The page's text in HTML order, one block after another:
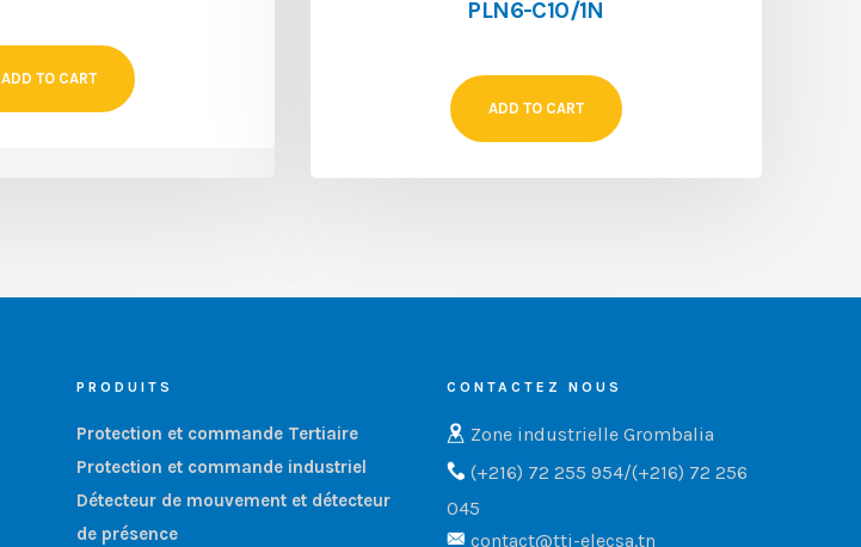
ADD TO CART
PLN6-C10/1N
ADD TO CART
PRODUITS
Protection et commande Tertiaire
Protection et commande industriel
Détecteur de mouvement et détecteur
de présence
CONTACTEZ NOUS
Zone industrielle Grombalia
(+216) 72 255 954/(+216) 72 256
045
contact@tti-elecsa.tn